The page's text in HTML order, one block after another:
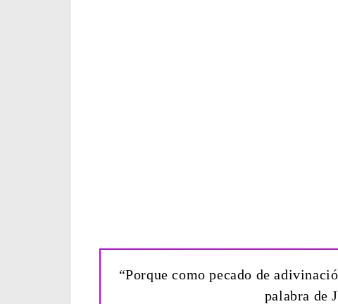
“Porque como pecado de
palabra de